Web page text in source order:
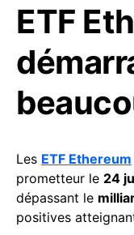
ETF
Les ETF Ethereum
prometteur le 24
dépassant le
positives